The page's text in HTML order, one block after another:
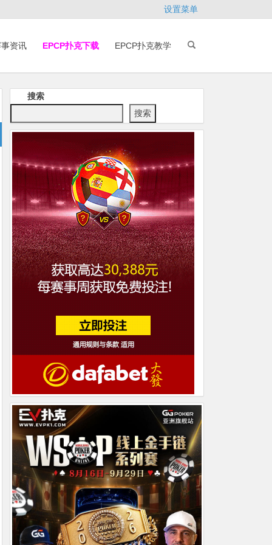
设置菜单
资讯 EPCP扑克下载 EPCP扑克教学
搜索
搜索